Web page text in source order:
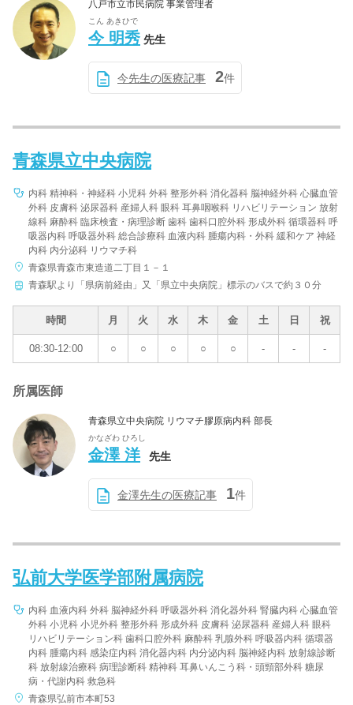
八戸市立市民病院 事業管理者
こん あきひで
今 明秀 先生
今先生の医療記事 2件
青森県立中央病院
内科 精神科・神経科 小児科 外科 整形外科 消化器科 脳神経外科 心臓血管
外科 皮膚科 泌尿器科 産婦人科 眼科 耳鼻咽喉科 リハビリテーション 放射
線科 麻酔科 臨床検査・病理診断 歯科 歯科口腔外科 形成外科 循環器科 呼
吸器内科 呼吸器外科 総合診療科 血液内科 腫瘍内科・外科 緩和ケア 神経
内科 内分泌科 リウマチ科
青森県青森市東造道二丁目１－１
青森駅より「県病前経由」又「県立中央病院」標示のバスで約３０分
時間 月 火 水 木 金 土 日 祝
08:30-12:00 ○ ○ ○ ○ ○ - - -
所属医師
青森県立中央病院 リウマチ膠原病内科 部長
かなざわ ひろし
金澤 洋 先生
金澤先生の医療記事 1件
弘前大学医学部附属病院
内科 血液内科 外科 脳神経外科 呼吸器外科 消化器外科 腎臓内科 心臓血管
外科 小児科 小児外科 整形外科 形成外科 皮膚科 泌尿器科 産婦人科 眼科
リハビリテーション科 歯科口腔外科 麻酔科 乳腺外科 呼吸器内科 循環器
内科 腫瘍内科 感染症内科 消化器内科 内分泌内科 脳神経内科 放射線診断
科 放射線治療科 病理診断科 精神科 耳鼻いんこう科・頭頸部外科 糖尿
病・代謝内科 救急科
青森県弘前市本町53